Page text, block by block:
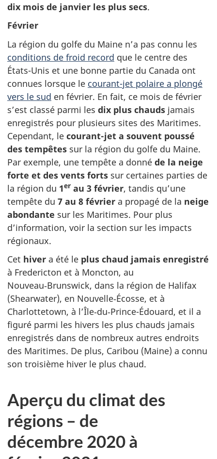
dix mois de janvier les plus secs.
Février
La région du golfe du Maine n’a pas connu les
conditions de froid record que le centre des
États-Unis et une bonne partie du Canada ont
connues lorsque le courant-jet polaire a plongé
vers le sud en février. En fait, ce mois de février
s’est classé parmi les dix plus chauds jamais
enregistrés pour plusieurs sites des Maritimes.
Cependant, le courant-jet a souvent poussé
des tempêtes sur la région du golfe du Maine.
Par exemple, une tempête a donné de la neige
forte et des vents forts sur certaines parties de
la région du 1er au 3 février, tandis qu’une
tempête du 7 au 8 février a propagé de la neige
abondante sur les Maritimes. Pour plus
d’information, voir la section sur les impacts
régionaux.
Cet hiver a été le plus chaud jamais enregistré
à Fredericton et à Moncton, au
Nouveau‑Brunswick, dans la région de Halifax
(Shearwater), en Nouvelle‑Écosse, et à
Charlottetown, à l’Île‑du‑Prince-Édouard, et il a
figuré parmi les hivers les plus chauds jamais
enregistrés dans de nombreux autres endroits
des Maritimes. De plus, Caribou (Maine) a connu
son troisième hiver le plus chaud.
Aperçu du climat des
régions – de
décembre 2020 à